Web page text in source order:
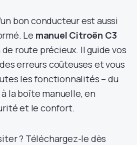
bon conducteur est aussi
Le manuel Citroën C3
route précieux. Il guide vos
erreurs coûteuses et vous
les fonctionnalités – du
la boîte manuelle, en
et le confort.
? Téléchargez-le dès